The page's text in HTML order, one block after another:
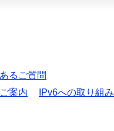
るご質問
案内
IPv6への取り組み